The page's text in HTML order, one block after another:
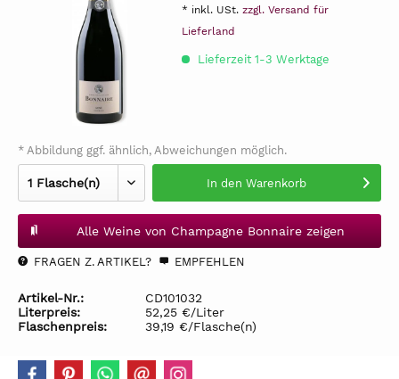
* inkl. USt. zzgl. Versand für
Lieferland
Lieferzeit 1-3 Werktage
* Abbildung ggf. ähnlich, Abweichungen möglich.
In den Warenkorb
Alle Weine von Champagne Bonnaire zeigen
FRAGEN Z. ARTIKEL? EMPFEHLEN
Artikel-Nr.:
CD101032
Literpreis:
52,25 €/Liter
Flaschenpreis:
39,19 €/Flasche(n)